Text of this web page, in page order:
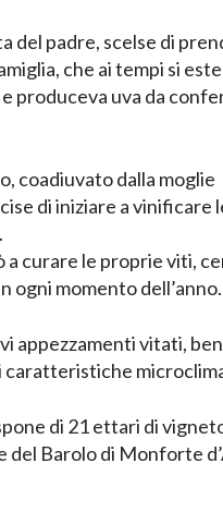
del padre, scelse di
che ai tempi si
produceva uva da
coadiuvato dalla moglie
di iniziare a vinificare
a curare le proprie viti,
ogni momento dell’anno.
appezzamenti vitati, ben
di 21 ettari di
Barolo di Monforte